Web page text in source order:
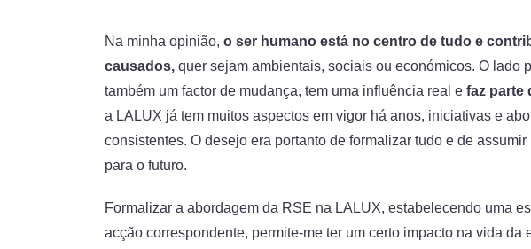
Na minha opinião, o ser humano está no centro de tudo e
causados, quer sejam ambientais, sociais ou económicos. O lado
também um factor de mudança, tem uma influência real e faz parte
a LALUX já tem muitos aspectos em vigor há anos, iniciativas e
consistentes. O desejo era portanto de formalizar tudo e de
para o futuro.
Formalizar a abordagem da RSE na LALUX, estabelecendo uma
acção correspondente, permite-me ter um certo impacto na vida da